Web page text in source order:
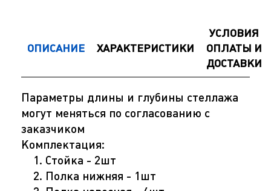
ОПИСАНИЕ ХАРАКТЕРИСТИКИ
УСЛОВИЯ
ОПЛАТЫ И
ДОСТАВКИ
Параметры длины и глубины стеллажа
могут меняться по согласованию с
заказчиком
Комплектация:
Стойка - 2шт
Полка нижняя - 1шт